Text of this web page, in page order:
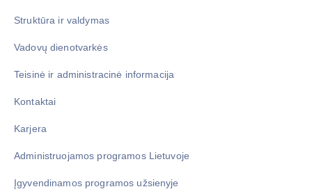
Struktūra ir valdymas
Vadovų dienotvarkės
Teisinė ir administracinė informacija
Kontaktai
Karjera
Administruojamos programos Lietuvoje
Įgyvendinamos programos užsienyje